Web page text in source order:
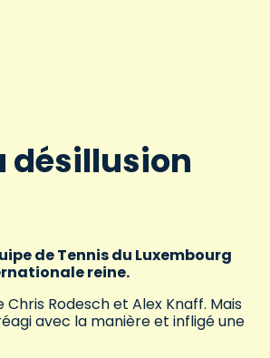
désillusion
de Tennis du Luxembourg
reine.
Rodesch et Alex Knaff. Mais
avec la manière et infligé une